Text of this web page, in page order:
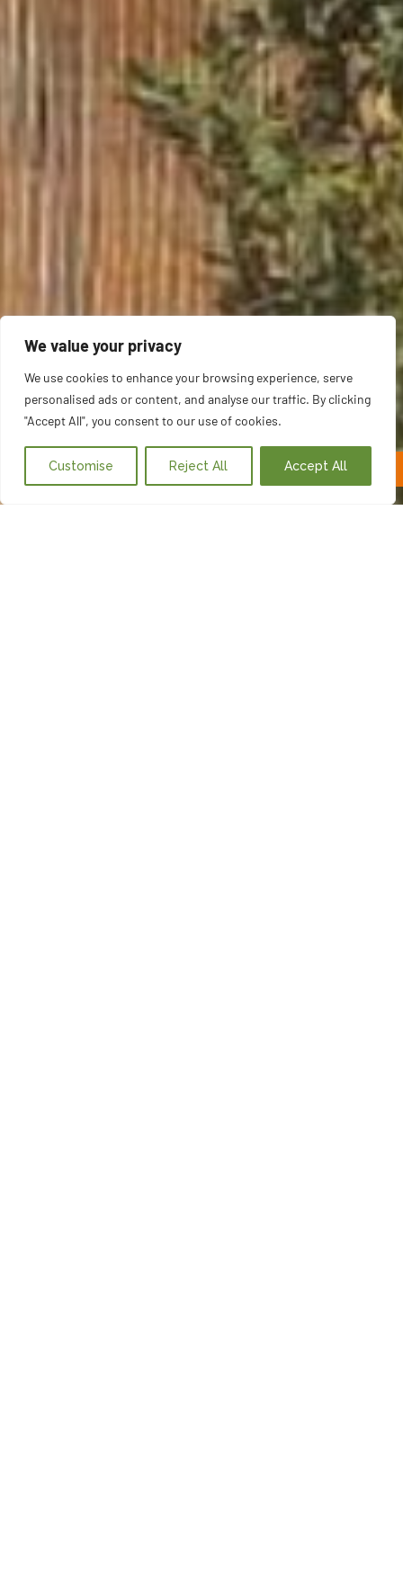
We value your privacy
We use cookies to enhance your browsing experience, serve
personalised ads or content, and analyse our traffic. By clicking
"Accept All", you consent to our use of cookies.
Customise Reject All Accept All
Volem concertar una cita